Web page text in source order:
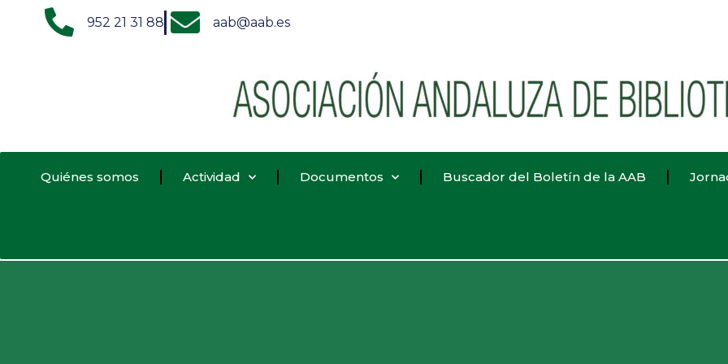
952 21 31 88 aab@aab.es
Quiénes somos Actividad Documentos Buscador del Boletín de la AAB